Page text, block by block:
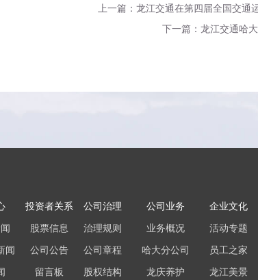
上一篇：龙江交通在第四届全国交
下一篇：龙江交通哈
闻
投资者关系
股票信息
公司公告
留言板
公司治理
治理规则
公司章程
股权结构
公司业务
业务概况
哈大分公司
龙庆养护
企业文化
活动专题
员工之家
龙江美景